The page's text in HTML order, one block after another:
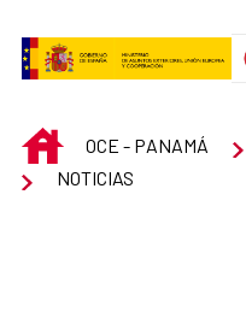
INICIOOCE - PANAMÁ
NOTICIAS